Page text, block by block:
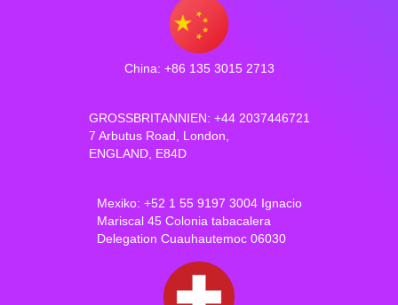
China: +86 135 3015 2713
GROSSBRITANNIEN: +44 2037446721
7 Arbutus Road, London,
ENGLAND, E84D
Mexiko: +52 1 55 9197 3004 Ignacio
Mariscal 45 Colonia tabacalera
Delegation Cuauhautemoc 06030